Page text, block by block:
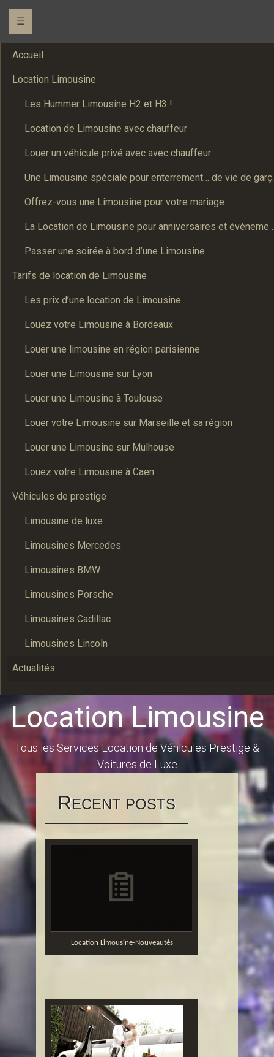
☰
Accueil
Location Limousine
Les Hummer Limousine H2 et H3 !
Location de Limousine avec chauffeur
Louer un véhicule privé avec avec chauffeur
Une
Offrez-vous une Limousine pour votre mariage
La Location de Limousine pour
Passer une soirée à bord d’une Limousine
Tarifs de location de Limousine
Les prix d’une location de Limousine
Louez votre Limousine à Bordeaux
Louer une limousine en région parisienne
Louer une Limousine sur Lyon
Louer une Limousine à Toulouse
Louer votre Limousine sur Marseille et sa région
Louer une Limousine sur Mulhouse
Louez votre Limousine à Caen
Véhicules de prestige
Limousine de luxe
Limousines Mercedes
Limousines BMW
Limousines Porsche
Limousines Cadillac
Limousines Lincoln
Actualités
Location Limousine
Tous les Services Location de Véhicules Prestige &
Voitures de Luxe
RECENT POSTS
Location Limousine-Nouveautés